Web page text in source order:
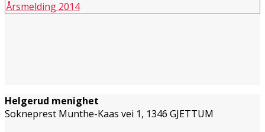
Årsmelding 2014
Helgerud menighet
Sokneprest Munthe-Kaas vei 1, 1346 GJETTUM